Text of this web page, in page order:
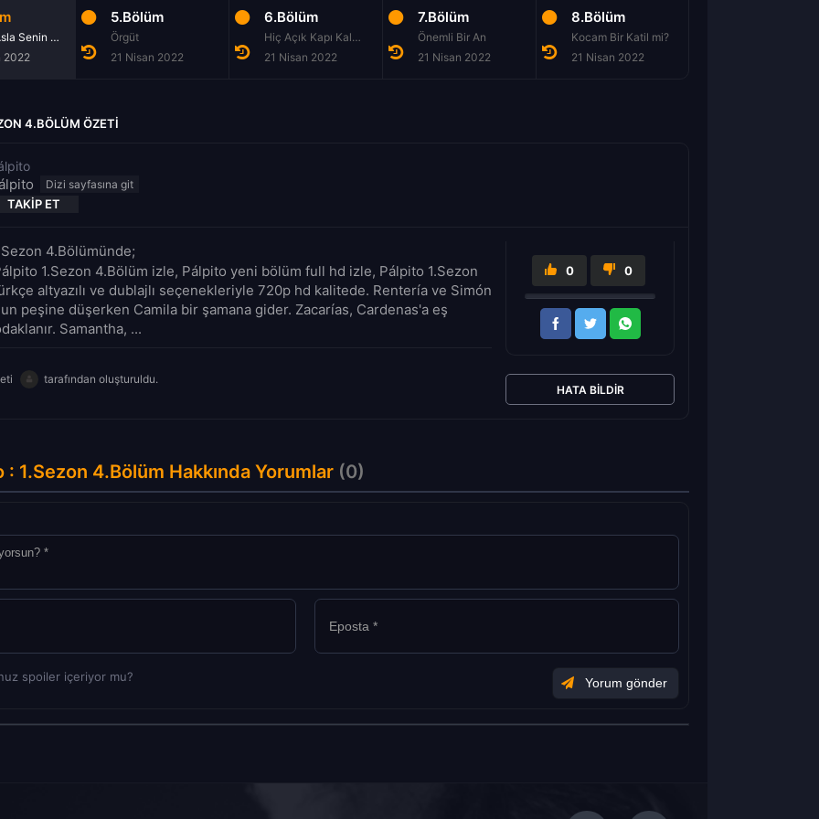
O Kalp Asla Senin Olmamalıydı
2022
5.Bölüm
Örgüt
21 Nisan 2022
6.Bölüm
Hiç Açık Kapı Kalmamalı
21 Nisan 2022
7.Bölüm
Önemli Bir An
21 Nisan 2022
8.Bölüm
Kocam Bir Katil mi?
21 Nisan 2022
4.BÖLÜM ÖZETI
TAKIP ET
4.Bölümünde;
1.Sezon 4.Bölüm izle, Pálpito yeni bölüm full hd izle, Pálpito 1.Sezon
altyazılı ve dublajlı seçenekleriyle 720p hd kalitede. Rentería ve Simón
peşine düşerken Camila bir şamana gider. Zacarías, Cardenas'a eş
Samantha, ...
tarafından oluşturuldu.
0 0
HATA BILDIR
: 1.Sezon 4.Bölüm Hakkında Yorumlar (0)
spoiler içeriyor mu?